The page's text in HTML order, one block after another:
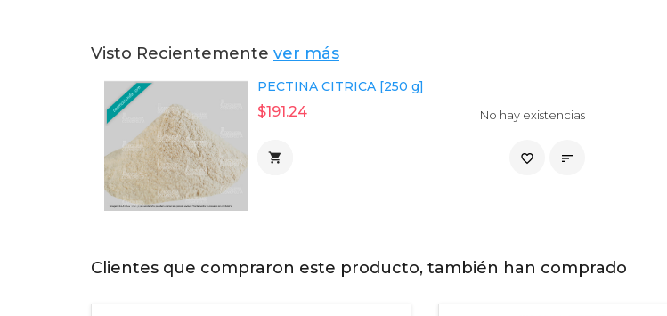
Visto Recientemente ver más
PECTINA CITRICA [250 g]
$191.24 No hay existencias
 
favorite_border
Clientes que compraron este producto, también han comprado